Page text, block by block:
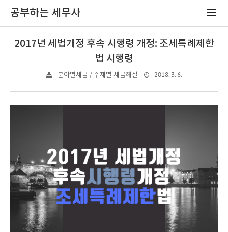
공부하는 세무사
2017년 세법개정 후속 시행령 개정: 조세특례제한
법 시행령
분야별세금 / 주제별 세금해설 2018. 3. 6.